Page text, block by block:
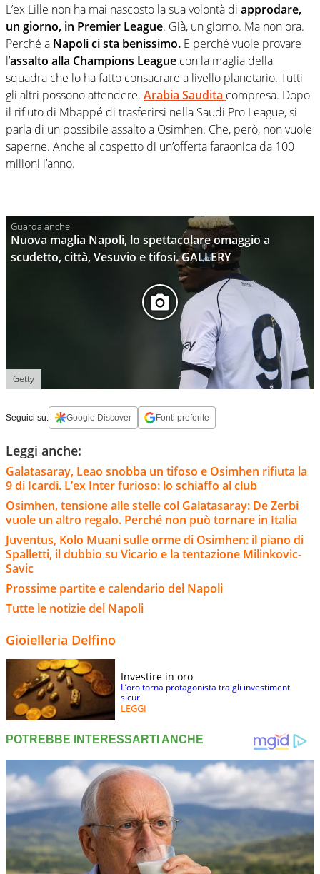
L’ex Lille non ha mai nascosto la sua volontà di approdare,
un giorno, in Premier League. Già, un giorno. Ma non ora.
Perché a Napoli ci sta benissimo. E perché vuole provare
l’assalto alla Champions League con la maglia della
squadra che lo ha fatto consacrare a livello planetario. Tutti
gli altri possono attendere. Arabia Saudita compresa. Dopo
il rifiuto di Mbappé di trasferirsi nella Saudi Pro League, si
parla di un possibile assalto a Osimhen. Che, però, non vuole
saperne. Anche al cospetto di un’offerta faraonica da 100
milioni l’anno.
Nuova maglia Napoli, lo spettacolare omaggio a
scudetto, città, Vesuvio e tifosi. GALLERY
Getty
Seguici su: Google Discover Fonti preferite
Leggi anche:
Galatasaray, Leao snobba un tifoso e Osimhen rifiuta la
9 di Icardi. L’ex Inter furioso: lo schiaffo al club
Osimhen, tensione alle stelle col Galatasaray: De Zerbi
vuole un altro regalo. Perché non può tornare in Italia
Juventus, Kolo Muani sulle orme di Osimhen: il piano di
Spalletti, il dubbio su Vicario e la tentazione Milinkovic-
Savic
Prossime partite e calendario del Napoli
Tutte le notizie del Napoli
Gioielleria Delfino
Investire in oro
L’oro torna protagonista tra gli investimenti
sicuri
LEGGI